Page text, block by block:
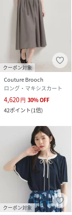
クーポン対象
Couture Brooch
ロング・マキシスカート
4,620円 30%OFF
42ポイント(1倍)
クーポン対象